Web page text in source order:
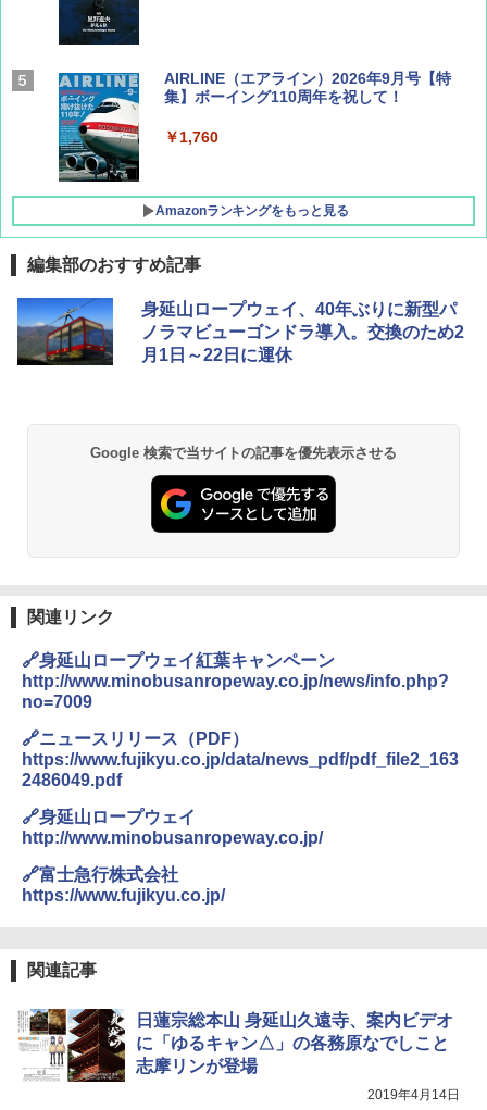
AIRLINE（エアライン）2026年9月号【特
集】ボーイング110周年を祝して！
￥1,760
Amazonランキングをもっと見る
D40 地球の歩き方 チェンマイ タイ北部の魅
力的な町 2026～2027 地球の歩き方D アジア
￥2,079
￥2,695
球の歩き方A ヨーロッパ
￥2,479
A26 地球の歩き方 チェコ ポーランド スロヴ
ァキア 2026～2027 地球の歩き方A ヨーロッ
パ
[キャンパーズコレクション 山善] ポップアッ
プテント 傘みたいに広げて畳める パッとサ
ッとサンシェード キューブ フルクローズ メ
ッシュ 簡単設置 ワンタッチテント キャンプ
PYKES PEAK (パイクスピーク) 着替えテン
ト プライバシー テント 【中が透けない】 1
人用 折りたたみ 防災グッズ 災害用トイレ ビ
ーチ ピクニック ポップアップテント 携帯 簡
ENDLESS BASE 《めざましテレビで紹介》
テント ワンタッチ RENEW 幅200 2-3人用 43
500002(88859)
￥5,999
広げるだけ パッとサッとテント ブラックコ
ーティング フルクローズ メッシュ 3-4人用
簡単設置 ポップアップテント エクルベージ
ュ(BC仕様) PATC-150B(EB)
￥9,990
ッシュ 4人用 簡単設置 ポップアップテント P
ATCW-150B エクルベージュ
GRANDOOR ステンレス保冷剤 2個セット 2
026リニューアル 急速冷凍 空間倍増 衛生的
コンパクト 保冷力長持ち
-08EX カーキ ソロキャンプ ポリエステル フ
レーム ドーム型 テント
￥14,800
￥6,459
熊撃退スプレー 熊よけスプレー 熊スプレー
【日本企業販売】超強力クマ対策スプレー 30
0ml（連続噴射30秒）110ml（連続噴射15
付き ヒグマ・イノシシ対策 自治体・教育機
関の購入実績 登山・キャンプ・アウトドア・
防災用品 長期保存可能 緊急時用 日本国内発
送
￥3,680
￥3,080
編集部のおすすめ記事
身延山ロープウェイ、40年ぶりに新型パ
ノラマビューゴンドラ導入。交換のため2
月1日～22日に運休
Google 検索で当サイトの記事を優先表示させる
関連リンク
🔗身延山ロープウェイ紅葉キャンペーン
http://www.minobusanropeway.co.jp/news/info.php?
no=7009
🔗ニュースリリース（PDF）
https://www.fujikyu.co.jp/data/news_pdf/pdf_file2_163
2486049.pdf
🔗身延山ロープウェイ
http://www.minobusanropeway.co.jp/
🔗富士急行株式会社
https://www.fujikyu.co.jp/
関連記事
日蓮宗総本山 身延山久遠寺、案内ビデオ
に「ゆるキャン△」の各務原なでしこと
志摩リンが登場
2019年4月14日